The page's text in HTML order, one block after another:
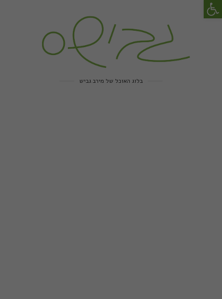
בלוג האוכל של מירב גביש